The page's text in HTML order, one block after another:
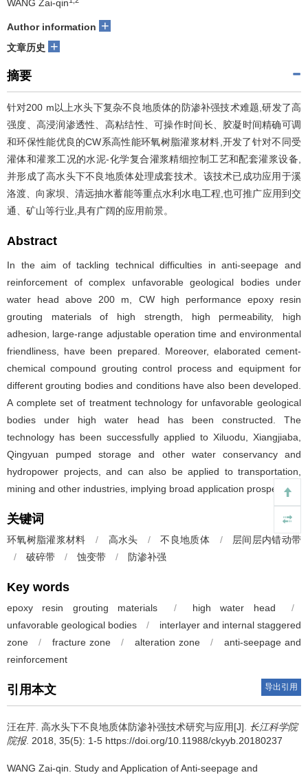
WANG Zai-qin
Author information +
文章历史 +
摘要
针对200 m以上水头下复杂不良地质体的防渗补强技术难题,研发了高
强度、高浸润渗透性、高粘结性、可操作时间长、胶凝时间精确可调
和环保性能优良的CW系高性能环氧树脂灌浆材料,开发了针对不同受
灌体和灌浆工况的水泥-化学复合灌浆精细控制工艺和配套灌浆设备,
并形成了高水头下不良地质体处理成套技术。该技术已成功应用于溪
洛渡、向家坝、清远抽水蓄能等重点水利水电工程,也可推广应用到交
通、矿山等行业,具有广阔的应用前景。
Abstract
In the aim of tackling technical difficulties in anti-seepage and
reinforcement of complex unfavorable geological bodies under
water head above 200 m, CW high performance epoxy resin
grouting materials of high strength, high permeability, high
adhesion, large-range adjustable operation time and environmental
friendliness, have been prepared. Moreover, elaborated cement-
chemical compound grouting control process and equipment for
different grouting bodies and conditions have also been developed.
A complete set of treatment technology for unfavorable geological
bodies under high water head has been constructed. The
technology has been successfully applied to Xiluodu, Xiangjiaba,
Qingyuan pumped storage and other water conservancy and
hydropower projects, and can also be applied to transportation,
mining and other industries, implying broad application prospects.
关键词
环氧树脂灌浆材料 / 高水头 / 不良地质体 /
层间层内错动带
/
破碎带 / 蚀变带 / 防渗补强
Key words
epoxy resin grouting materials / high water head
/
unfavorable geological bodies
/
interlayer and internal staggered
zone
/ fracture zone / alteration zone /
anti-seepage and
reinforcement
引用本文 导出引用
汪在芹. 高水头下不良地质体防渗补强技术研究与应用[J]. 长江科学院
院报. 2018, 35(5): 1-5 https://doi.org/10.11988/ckyyb.20180237
WANG Zai-qin. Study and Application of Anti-seepage and